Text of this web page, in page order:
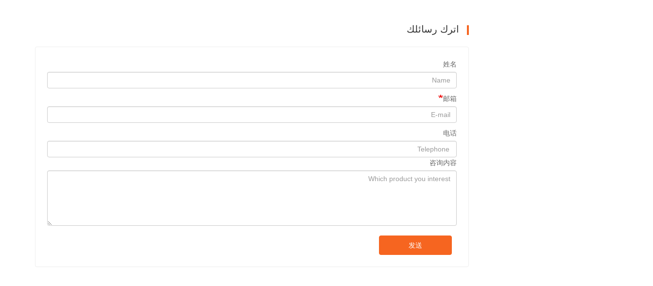
اترك رسائلك
姓名
邮箱
电话
咨询内容
发送